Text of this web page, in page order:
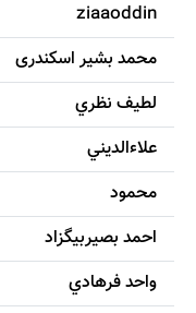
ziaaoddin
محمد بشیر اسکندری
لطيف نظري
علاءالديني
محمود
احمد بصيربيگزاد
واحد فرهادي